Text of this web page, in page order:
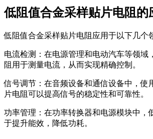
低阻值合金采样贴片电阻的
低阻值合金采样贴片电阻应用于以下几个
电流检测：在电源管理和电动汽车等领域
阻用于测量电流，从而实现精确控制。
信号调节：在音频设备和通信设备中，使
片电阻可以提高信号的稳定性和可靠性。
功率管理：在功率转换器和电源模块中，
于提升能效，降低功耗。